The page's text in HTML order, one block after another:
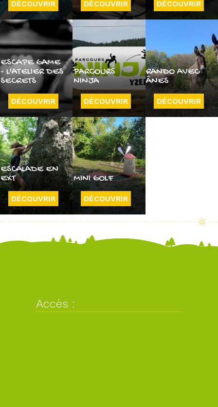
DÉCOUVRIR DÉCOUVRIR DÉCOUVRIR
ESCAPE GAME
- L'ATELIER DES
SECRETS
DÉCOUVRIR
PARCOURS
NINJA
DÉCOUVRIR
RANDO AVEC
ÂNES
DÉCOUVRIR
ESCALADE EN
EXT
DÉCOUVRIR
MINI GOLF
DÉCOUVRIR
Accès :